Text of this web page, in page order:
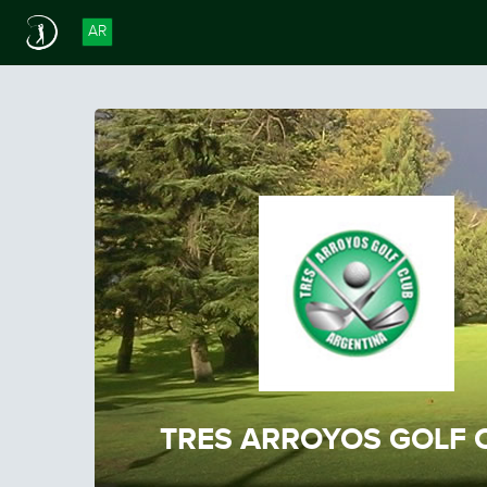
AR
TRES ARROYOS GOLF